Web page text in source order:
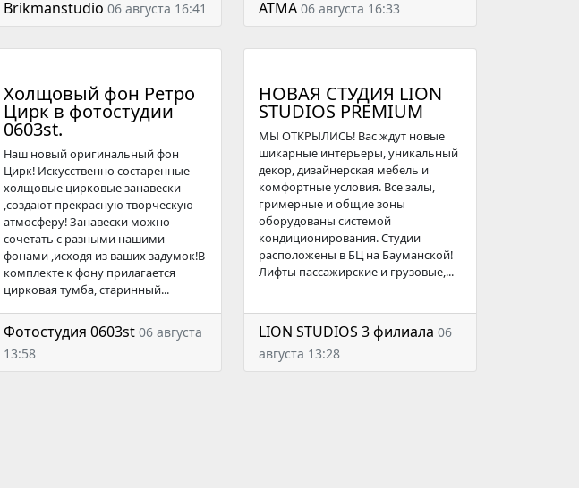
Brikmanstudio 06 августа 16:41 АТМА 06 августа 16:33
Холщовый фон Ретро
Цирк в фотостудии
0603st.
Наш новый оригинальный фон
Цирк! Искусственно состаренные
холщовые цирковые занавески
,создают прекрасную творческую
атмосферу! Занавески можно
сочетать с разными нашими
фонами ,исходя из ваших задумок!В
комплекте к фону прилагается
цирковая тумба, старинный...
Фотостудия 0603st 06 августа
13:58
НОВАЯ СТУДИЯ LION
STUDIOS PREMIUM
МЫ ОТКРЫЛИСЬ! Вас ждут новые
шикарные интерьеры, уникальный
декор, дизайнерская мебель и
комфортные условия. Все залы,
гримерные и общие зоны
оборудованы системой
кондиционирования. Студии
расположены в БЦ на Бауманской!
Лифты пассажирские и грузовые,...
LION STUDIOS 3 филиала 06
августа 13:28